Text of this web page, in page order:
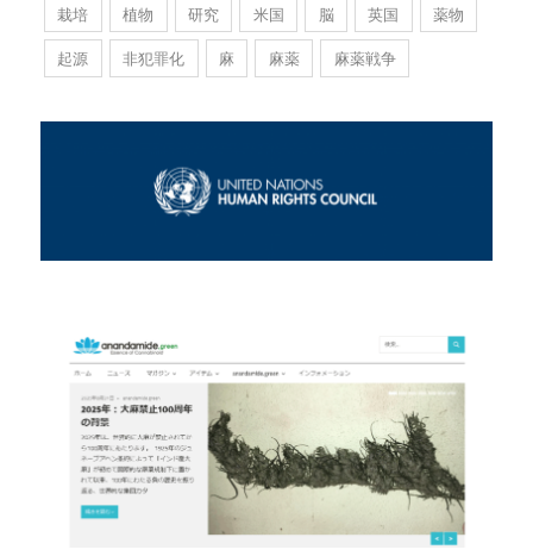
栽培
植物 研究 米国 脳 英国
薬物
起源
非犯罪化 麻 麻薬 麻薬戦争